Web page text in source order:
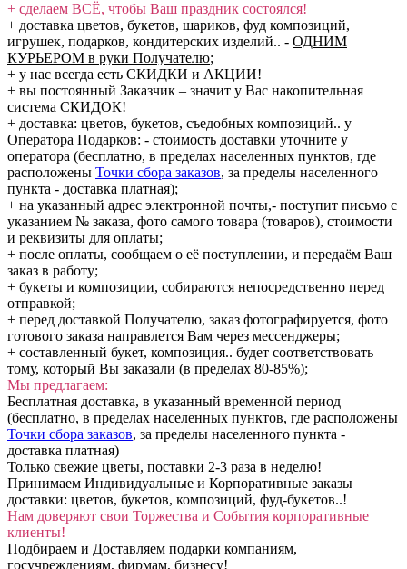
+ сделаем ВСЁ, чтобы Ваш праздник состоялся!
+ доставка цветов, букетов, шариков, фуд композиций,
игрушек, подарков, кондитерских изделий.. - ОДНИМ
КУРЬЕРОМ в руки Получателю;
+ у нас всегда есть СКИДКИ и АКЦИИ!
+ вы постоянный Заказчик – значит у Вас накопительная
система СКИДОК!
+ доставка: цветов, букетов, съедобных композиций.. у
Оператора Подарков: - стоимость доставки уточните у
оператора (бесплатно, в пределах населенных пунктов, где
расположены Точки сбора заказов, за пределы населенного
пункта - доставка платная);
+ на указанный адрес электронной почты,- поступит письмо с
указанием № заказа, фото самого товара (товаров), стоимости
и реквизиты для оплаты;
+ после оплаты, сообщаем о её поступлении, и передаём Ваш
заказ в работу;
+ букеты и композиции, собираются непосредственно перед
отправкой;
+ перед доставкой Получателю, заказ фотографируется, фото
готового заказа направлется Вам через мессенджеры;
+ составленный букет, композиция.. будет соответствовать
тому, который Вы заказали (в пределах 80-85%);
Мы предлагаем:
Бесплатная доставка, в указанный временной период
(бесплатно, в пределах населенных пунктов, где расположены
Точки сбора заказов, за пределы населенного пункта -
доставка платная)
Только свежие цветы, поставки 2-3 раза в неделю!
Принимаем Индивидуальные и Корпоративные заказы
доставки: цветов, букетов, композиций, фуд-букетов..!
Нам доверяют свои Торжества и События корпоративные
клиенты!
Подбираем и Доставляем подарки компаниям,
госучреждениям, фирмам, бизнесу!